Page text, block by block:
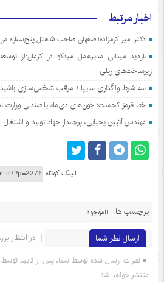
اخبار مرتبط
دکتر امیر کرمزاده؛اصفهان صاحب ۵ هتل پنج‌ستاره می‌شود
بازدید میدانی مدیرعامل میدکو در کرمان:از
زیرساخت‌های ریلی
سه شرط واگذاری سایپا / مراقب شخصی‌سازی باشید
خط قرمز کجاست؛ خون‌های دی‌ماه یا صندلی وزارت
مهندس آتبین یحیایی، پرچمدار جهاد تولید و اشتغال
لینک کوتاه
برچسب ها : ناموجود
ارسال نظر شما
در انتظار
نظرات ارسال شده توسط شما، پس از تایید
منتشر خواهد شد.